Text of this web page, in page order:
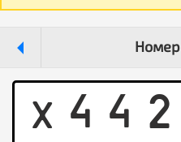
X 4 4 2